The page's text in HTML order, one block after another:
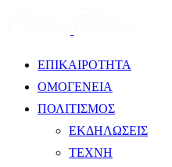
ΕΠΙΚΑΙΡΟΤΗΤΑ
ΟΜΟΓΕΝΕΙΑ
ΠΟΛΙΤΙΣΜΟΣ
ΕΚΔΗΛΩΣΕΙΣ
ΤΕΧΝΗ